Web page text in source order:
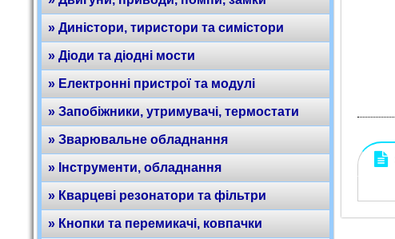
» Диністори, тиристори та симістори
» Діоди та діодні мости
» Електронні пристрої та модулі
» Запобіжники, утримувачі, термостати
» Зварювальне обладнання
» Інструменти, обладнання
» Кварцеві резонатори та фільтри
» Кнопки та перемикачі, ковпачки